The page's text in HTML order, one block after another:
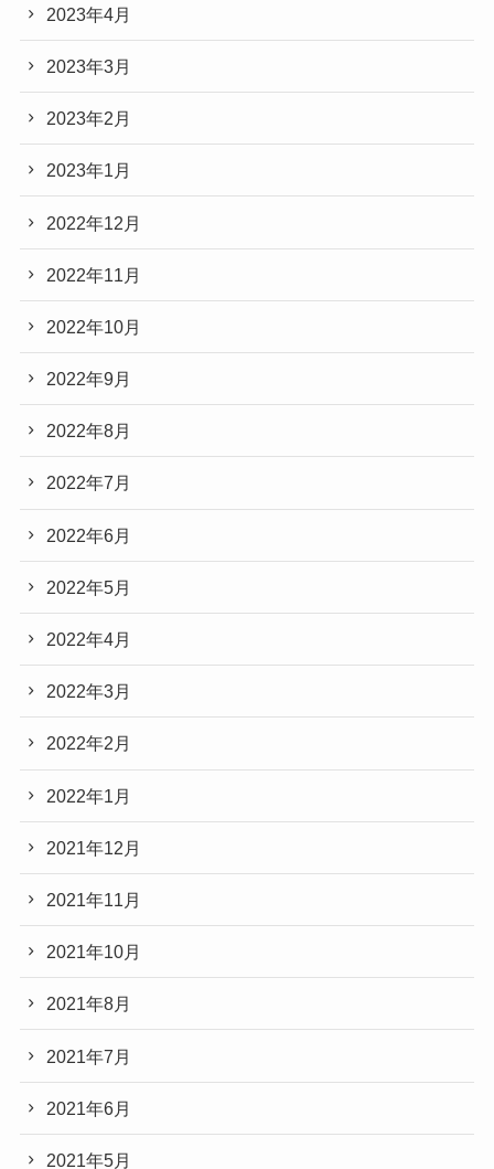
2023年4月
2023年3月
2023年2月
2023年1月
2022年12月
2022年11月
2022年10月
2022年9月
2022年8月
2022年7月
2022年6月
2022年5月
2022年4月
2022年3月
2022年2月
2022年1月
2021年12月
2021年11月
2021年10月
2021年8月
2021年7月
2021年6月
2021年5月